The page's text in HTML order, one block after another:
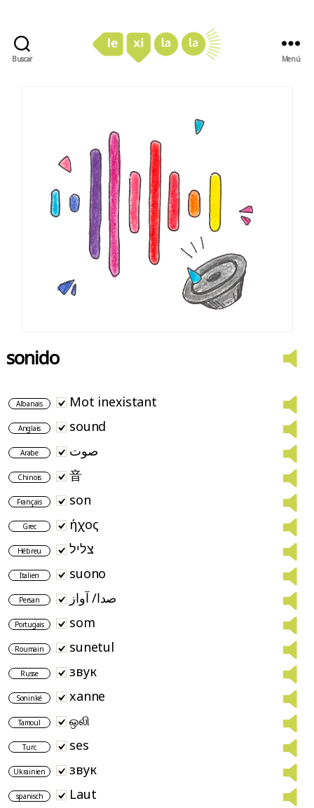
Buscar Menú
sonido
Albanais Mot inexistant
Anglais sound
Arabe صوت
Chinois 音
Français son
Grec ήχος
Hébreu צליל
Italien suono
Persan صدا/ آواز
Portugais som
Roumain sunetul
Russe звук
Soninké xanne
Tamoul ஒலி
Turc ses
Ukrainien звук
spanisch Laut